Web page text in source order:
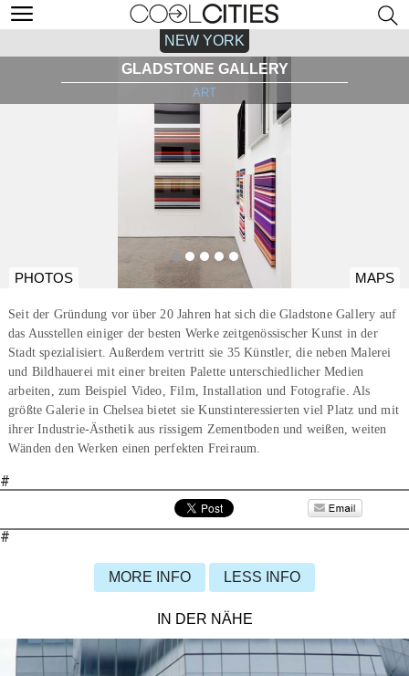
NEW YORK
GLADSTONE GALLERY
ART
PHOTOS MAPS
Seit der Gründung vor über 20 Jahren hat sich die Gladstone Gallery auf
das Ausstellen einiger der besten Werke zeitgenössischer Kunst in der
Stadt spezialisiert. Außerdem vertritt sie 35 Künstler, die neben Malerei
und Bildhauerei mit einer breiten Palette unterschiedlicher Medien
arbeiten, zum Beispiel Video, Film, Installation und Fotografie. Als
größte Galerie in Chelsea bietet sie Kunstinteressierten viel Platz und mit
ihrer Industrie-Ästhetik aus rissigem Zementboden und weißen, weiten
Wänden den Werken einen perfekten Freiraum.
#
#
MORE INFO LESS INFO
IN DER NÄHE